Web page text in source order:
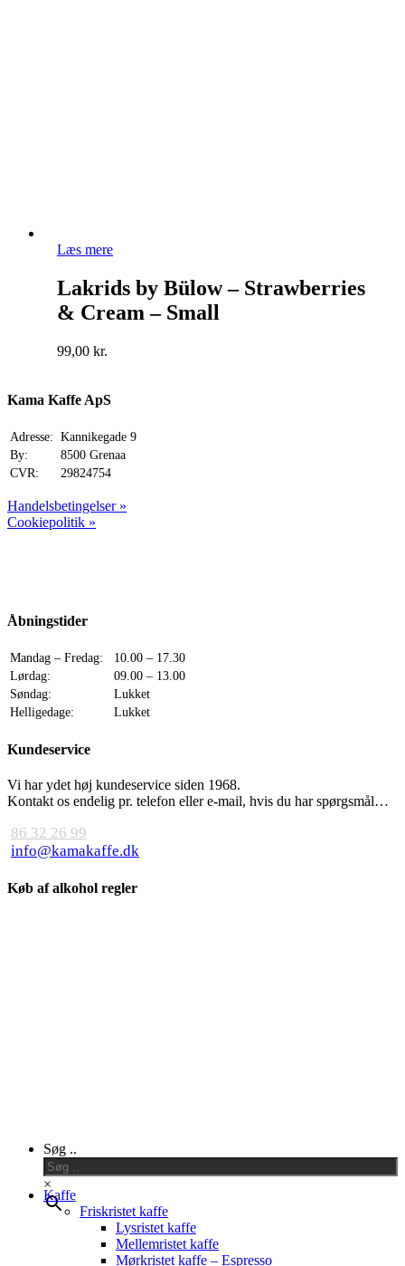
Læs mere
Lakrids by Bülow – Strawberries
& Cream – Small
99,00 kr.
Kama Kaffe ApS
Adresse: Kannikegade 9
By:
8500 Grenaa
CVR:
29824754
Handelsbetingelser »
Cookiepolitik »
Åbningstider
Mandag – Fredag:
10.00 – 17.30
Lørdag:
09.00 – 13.00
Søndag:
Lukket
Helligedage:
Lukket
Kundeservice
Vi har ydet høj kundeservice siden 1968.
Kontakt os endelig pr. telefon eller e-mail, hvis du har spørgsmål…
86 32 26 99
info@kamakaffe.dk
Køb af alkohol regler
Menu
Søg ..
×
Kaffe
Friskristet kaffe
Lysristet kaffe
Mellemristet kaffe
Mørkristet kaffe – Espresso